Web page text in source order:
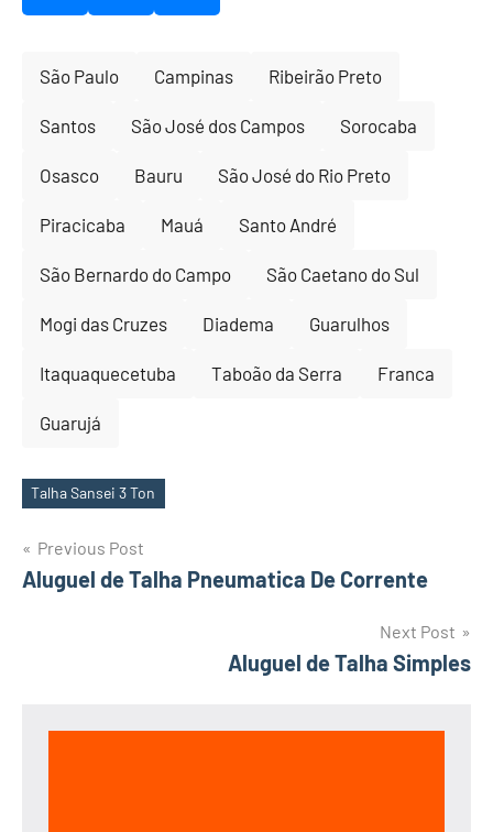
São Paulo Campinas Ribeirão Preto
Santos São José dos Campos Sorocaba
Osasco Bauru São José do Rio Preto
Piracicaba Mauá Santo André
São Bernardo do Campo São Caetano do Sul
Mogi das Cruzes Diadema Guarulhos
Itaquaquecetuba Taboão da Serra Franca
Guarujá
Tags
Talha Sansei 3 Ton
Post
navigation
Previous Post
Aluguel de Talha Pneumatica De Corrente
Next Post
Aluguel de Talha Simples